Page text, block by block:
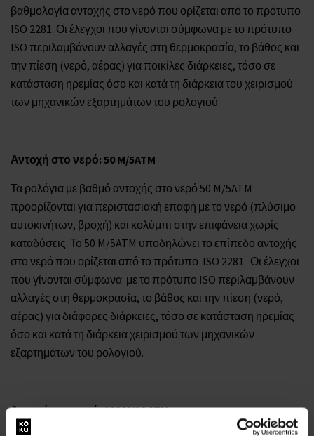
βαθμολογία αντοχής στο νερό που ορίζεται από το πρότυπο
ISO 2281. Οι έλεγχοι που γίνονται σύμφωνα με το πρότυπο
ISO περιλαμβάνουν αλλαγές στη θερμοκρασία, το βάθος και
την πίεση (νερό, αέρας) για ποικίλες διάρκειες, τόσο σε
κατάσταση ηρεμίας όσο και κατά τη διάρκεια του χειρισμού
των μηχανικών εξαρτημάτων του ρολογιού.
Αντοχή στο νερό: 50 M/5ATM
Τα ρολόγια με βαθμό αντοχής στο νερό 50 M/5ATM
προορίζονται για περιστασιακή επαφή με το νερό (πλύσιμο
αυτοκινήτων, βροχή) και κολύμπι στην επιφάνεια χωρίς
καταδύσεις. Το 50 M/5ATM υποδηλώνει το επίπεδο αντοχής
στο νερό που ορίζεται από το πρότυπο ISO 2281. Οι έλεγχοι
που γίνονται σύμφωνα με το πρότυπο ISO περιλαμβάνουν
αλλαγές στη θερμοκρασία, το βάθος και την πίεση (νερό,
αέρας) για διάφορες διάρκειες, τόσο σε κατάσταση ηρεμίας
όσο και κατά τη διάρκεια χειρισμού των μηχανικών
εξαρτημάτων του ρολογιού.
Αντοχή στο νερό: 100 M/10 ATM